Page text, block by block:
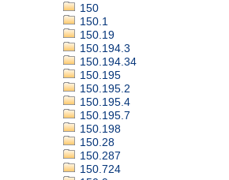
150
150.1
150.19
150.194.3
150.194.34
150.195
150.195.2
150.195.4
150.195.7
150.198
150.28
150.287
150.724